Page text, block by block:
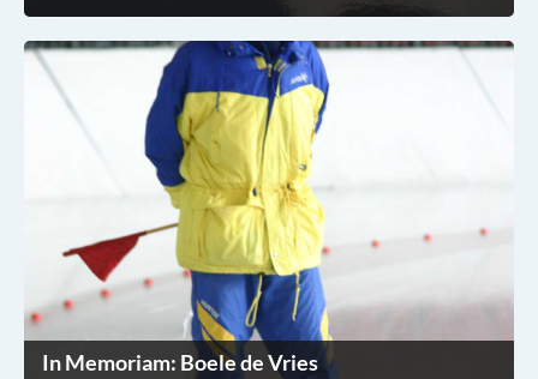
In Memoriam: Boele de Vries